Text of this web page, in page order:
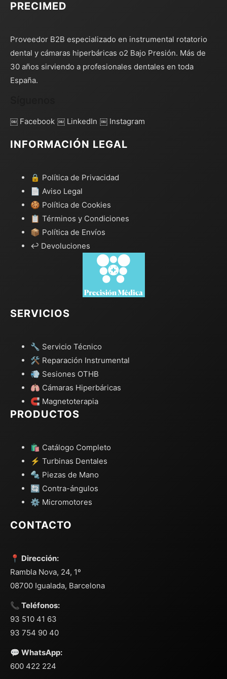
PRECIMED
Proveedor B2B especializado en instrumental rotatorio
dental y cámaras hiperbáricas o2 Bajo Presión. Más de
30 años sirviendo a profesionales dentales en toda
España.
￼ Facebook ￼ LinkedIn ￼ Instagram
INFORMACIÓN LEGAL
🔒 Política de Privacidad
📄 Aviso Legal
🍪 Política de Cookies
📋 Términos y Condiciones
📦 Política de Envíos
↩️ Devoluciones
SERVICIOS
🔧 Servicio Técnico
🛠️ Reparación Instrumental
💨 Sesiones OTHB
🫁 Cámaras Hiperbáricas
🧲 Magnetoterapia
PRODUCTOS
🛍️ Catálogo Completo
⚡ Turbinas Dentales
🔩 Piezas de Mano
🔄 Contra-ángulos
⚙️ Micromotores
CONTACTO
📍 Dirección:
Rambla Nova, 24, 1º
08700 Igualada, Barcelona
📞 Teléfonos:
93 510 41 63
93 754 90 40
💬 WhatsApp:
600 422 224